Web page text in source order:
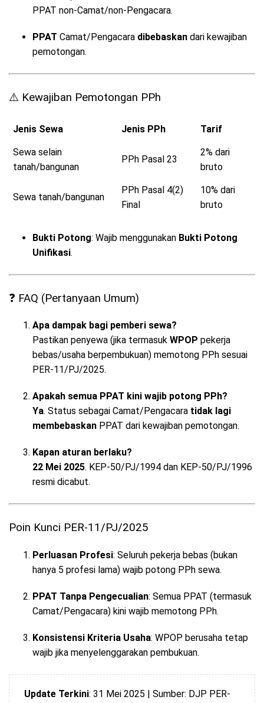
PPAT non-Camat/non-Pengacara.
PPAT Camat/Pengacara dibebaskan dari kewajiban
pemotongan.
⚠️ Kewajiban Pemotongan PPh
Jenis Sewa Jenis PPh Tarif
Sewa selain
tanah/bangunan
PPh Pasal 23
2% dari
bruto
Sewa tanah/bangunan
PPh Pasal 4(2)
Final
10% dari
bruto
Bukti Potong: Wajib menggunakan Bukti Potong
Unifikasi.
❓ FAQ (Pertanyaan Umum)
Apa dampak bagi pemberi sewa?
Pastikan penyewa (jika termasuk WPOP pekerja
bebas/usaha berpembukuan) memotong PPh sesuai
PER-11/PJ/2025.
Apakah semua PPAT kini wajib potong PPh?
Ya. Status sebagai Camat/Pengacara tidak lagi
membebaskan PPAT dari kewajiban pemotongan.
Kapan aturan berlaku?
22 Mei 2025. KEP-50/PJ/1994 dan KEP-50/PJ/1996
resmi dicabut.
Poin Kunci PER-11/PJ/2025
Perluasan Profesi: Seluruh pekerja bebas (bukan
hanya 5 profesi lama) wajib potong PPh sewa.
PPAT Tanpa Pengecualian: Semua PPAT (termasuk
Camat/Pengacara) kini wajib memotong PPh.
Konsistensi Kriteria Usaha: WPOP berusaha tetap
wajib jika menyelenggarakan pembukuan.
Update Terkini: 31 Mei 2025 | Sumber: DJP PER-